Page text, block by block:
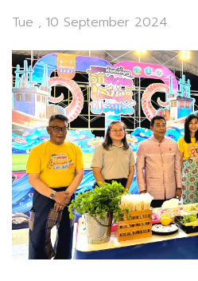
Tue , 10 September 2024